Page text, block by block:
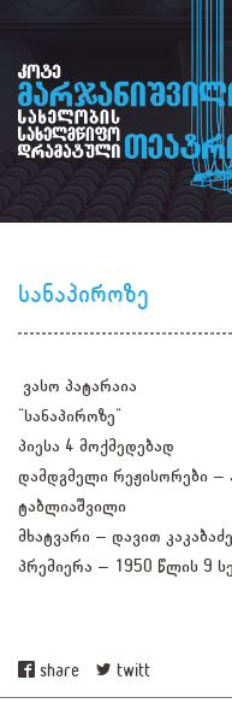
სანაპიროზე
ვასო პატარაია
"სანაპიროზე"
პიესა 4 მოქმედებად
დამდგმელი რეჟისორები –
ტაბლიაშვილი
მხატვარი – დავით კაკაბაძე
პრემიერა – 1950 წლის 9
share twitt